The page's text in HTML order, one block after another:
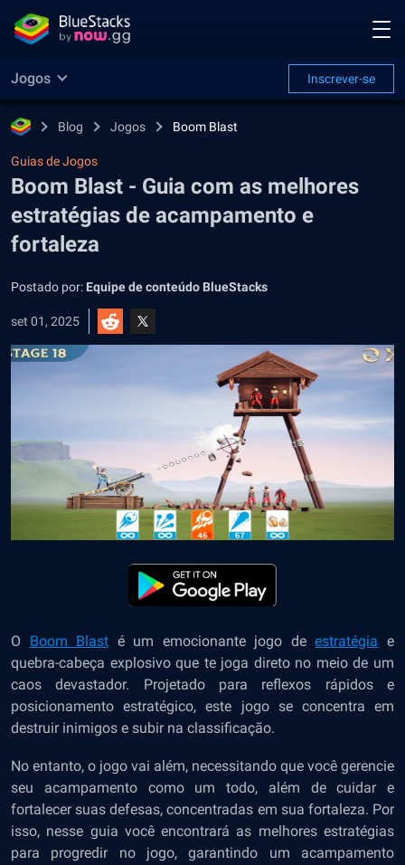
Jogos Inscrever-se
Blog Jogos Boom Blast
Guias de Jogos
Boom Blast - Guia com as melhores
estratégias de acampamento e
fortaleza
Postado por: Equipe de conteúdo BlueStacks
set 01, 2025
O Boom Blast é um emocionante jogo deestratégia e
quebra-cabeça explosivo que te joga direto no meio de um
caos devastador. Projetado para reflexos rápidos e
posicionamento estratégico, este jogo se concentra em
destruir inimigos e subir na classificação.
No entanto, o jogo vai além, necessitando que você gerencie
seu acampamento como um todo, além de cuidar e
fortalecer suas defesas, concentradas em sua fortaleza. Por
isso, nesse guia você encontrará as melhores estratégias
para progredir no jogo, garantindo um acampamento